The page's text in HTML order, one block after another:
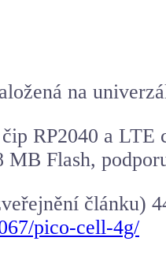
na
RP2040 a
Flash,
článku)
pico-cell-4g/